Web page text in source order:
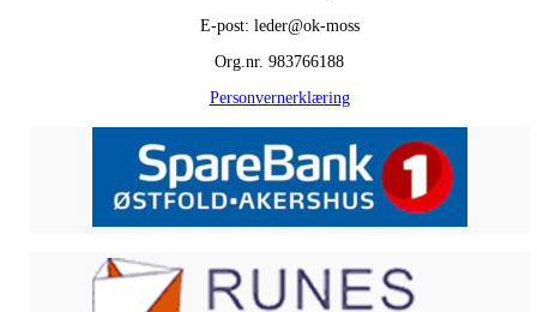
E-post: leder@ok-moss
Org.nr. 983766188
Personvernerklæring